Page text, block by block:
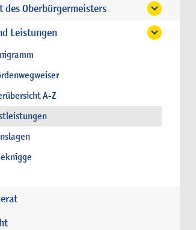
des Oberbürgermeisters
Leistungen
A-Z